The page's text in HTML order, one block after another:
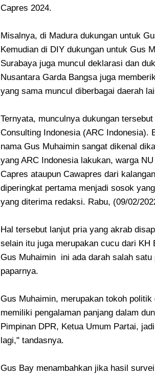
Capres 2024.
Misalnya, di Madura dukungan untuk
Kemudian di DIY dukungan untuk Gus
Surabaya juga muncul deklarasi dan
Nusantara Garda Bangsa juga
yang sama muncul diberbagai daerah
Ternyata, munculnya dukungan
Consulting Indonesia (ARC Indonesia).
nama Gus Muhaimin sangat dikenal
yang ARC Indonesia lakukan, warga
Capres ataupun Cawapres dari
diperingkat pertama menjadi sosok
yang diterima redaksi. Rabu, (09/02/
Hal tersebut lanjut pria yang akrab
selain itu juga merupakan cucu dari
Gus Muhaimin ini ada darah salah
paparnya.
Gus Muhaimin, merupakan tokoh
memiliki pengalaman panjang dalam
Pimpinan DPR, Ketua Umum Partai,
lagi," tandasnya.
Gus Bay menambahkan jika hasil